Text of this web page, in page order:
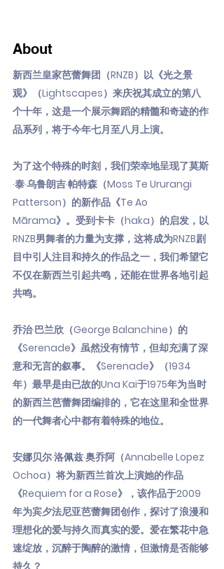
About
新西兰皇家芭蕾舞团（RNZB）以《光之景
观》（Lightscapes）来庆祝其成立的第八
个十年，这是一个展示舞蹈的精髓和奇迹的作
品系列，将于今年七月至八月上演。
为了这个特殊的时刻，我们荣幸地呈现了莫斯
·泰·乌鲁朗吉·帕特森（Moss Te Ururangi
Patterson）的新作品《Te Ao
Mārama》。受到卡卡（haka）的启发，以
RNZB男舞者的力量为支撑，这将成为RNZB剧
目中引人注目和持久的作品之一，我们希望它
不仅在新西兰引起共鸣，还能在世界各地引起
共鸣。
乔治·巴兰欣（George Balanchine）的
《Serenade》虽然没有情节，但却充满了深
意和无言的叙事。《Serenade》（1934
年）最早是由已故的Una Kai于1975年为当时
的新西兰芭蕾舞团编排的，它在这里和全世界
的一代舞者心中都有着特殊的地位。
安娜贝尔·洛佩兹·奥乔阿（Annabelle Lopez
Ochoa）将为新西兰首次上演她的作品
《Requiem for a Rose》，该作品于2009
年为宾夕法尼亚芭蕾舞团创作，探讨了浪漫和
理想化的爱与持久而真实的爱。爱在繁花中急
速绽放，沉醉于陶醉的激情，但激情是否能够
持久？